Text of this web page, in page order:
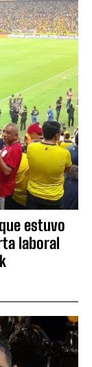
estuvo
laboral